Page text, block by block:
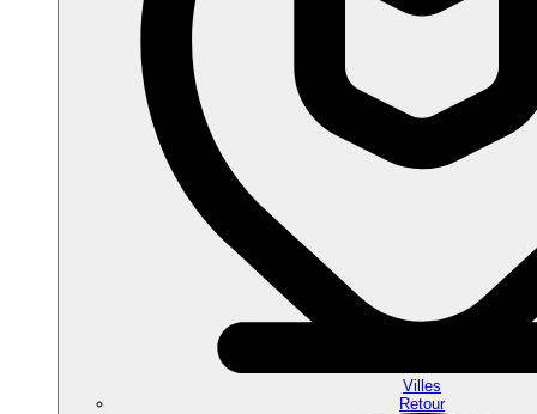
Villes
Retour